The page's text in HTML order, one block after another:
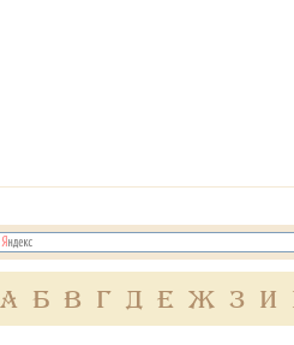
А Б В Г Д Е Ж З И